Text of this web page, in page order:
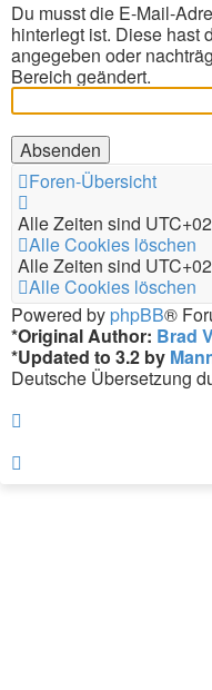
Du musst die E-Mail-
hinterlegt ist. Diese hast
angegeben oder
Bereich geändert.
Foren-Übersicht
Alle Zeiten sind
Alle Cookies löschen
Alle Zeiten sind
Alle Cookies löschen
Powered by phpBB®
*Original Author: Brad
*Updated to 3.2 by
Deutsche Übersetzung